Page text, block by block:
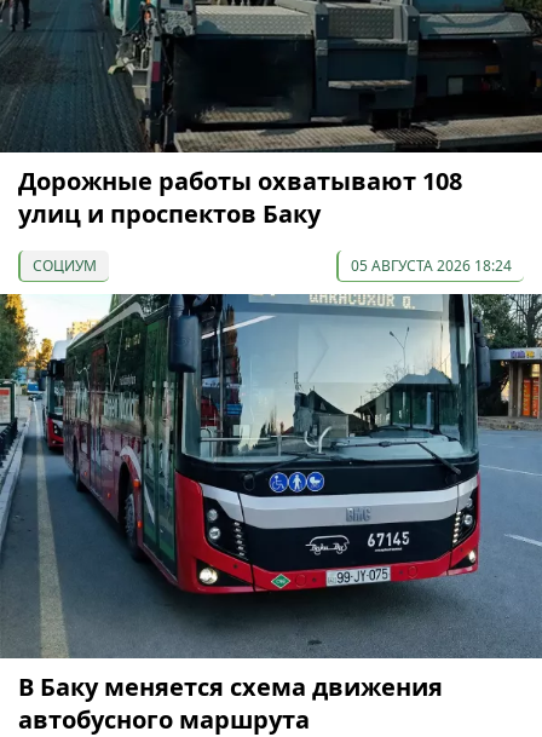
Дорожные работы охватывают 108
улиц и проспектов Баку
СОЦИУМ 05 АВГУСТА 2026 18:24
В Баку меняется схема движения
автобусного маршрута